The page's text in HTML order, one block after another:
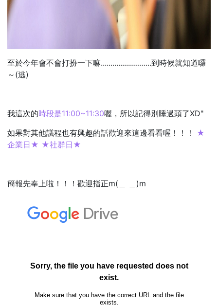
至於今年會不會打扮一下嘛..........................到時候就知道囉
～(逃)
我這次的時段是11:00~11:30喔，所以記得別睡過頭了XD"
如果對其他議程也有興趣的話歡迎來這邊看看喔！！！ ★
企業日★ ★社群日★
簡報先奉上啦！！！歡迎指正m(＿ ＿)m